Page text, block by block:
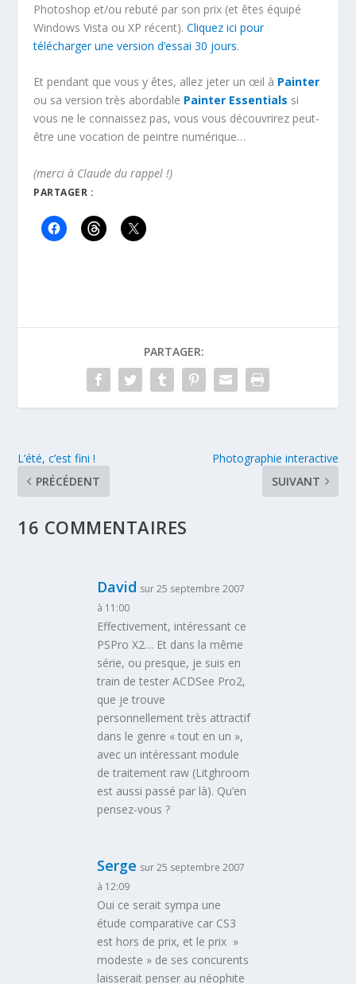
Photoshop et/ou rebuté par son prix (et êtes équipé
Windows Vista ou XP récent).Cliquez ici pour
télécharger une version d’essai 30 jours.
Et pendant que vous y êtes, allez jeter un œil à Painter
ou sa version très abordable Painter Essentials si
vous ne le connaissez pas, vous vous découvrirez peut-
être une vocation de peintre numérique…
(merci à Claude du rappel !)
PARTAGER :
PARTAGER:
L’été, c’est fini !
PRÉCÉDENT
Photographie interactive
SUIVANT
16 COMMENTAIRES
David sur 25 septembre 2007
à 11:00
Effectivement, intéressant ce
PSPro X2… Et dans la même
série, ou presque, je suis en
train de tester ACDSee Pro2,
que je trouve
personnellement très attractif
dans le genre « tout en un »,
avec un intéressant module
de traitement raw (Litghroom
est aussi passé par là). Qu’en
pensez-vous ?
Serge sur 25 septembre 2007
à 12:09
Oui ce serait sympa une
étude comparative car CS3
est hors de prix, et le prix »
modeste » de ses concurents
laisserait penser au néophite